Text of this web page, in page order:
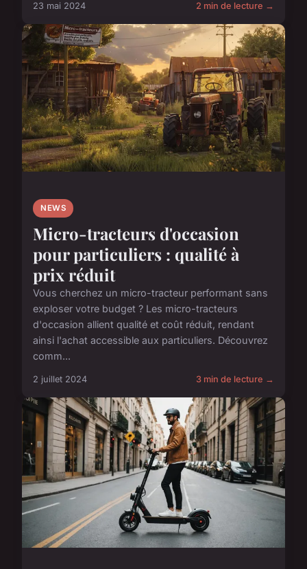
23 mai 2024 2 min de lecture →
NEWS
Micro-tracteurs d'occasion
pour particuliers : qualité à
prix réduit
Vous cherchez un micro-tracteur performant sans
exploser votre budget ? Les micro-tracteurs
d'occasion allient qualité et coût réduit, rendant
ainsi l'achat accessible aux particuliers. Découvrez
comm...
2 juillet 2024 3 min de lecture →